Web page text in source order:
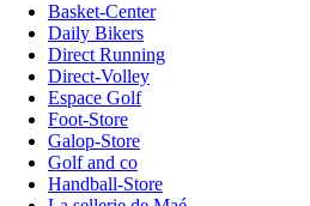
Basket-Center
Daily Bikers
Direct Running
Direct-Volley
Espace Golf
Foot-Store
Galop-Store
Golf and co
Handball-Store